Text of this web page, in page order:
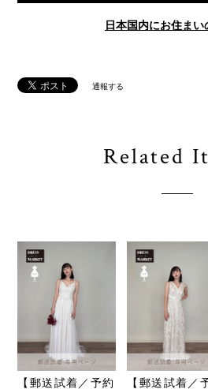
日本国内にお住まい
通報する
Related
【郵送試着／予約 【郵送試着／